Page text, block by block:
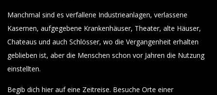
Manchmal sind es verfallene Industrieanlagen, verlassene
Kasernen, aufgegebene Krankenhäuser, Theater, alte Häuser,
Chateaus und auch Schlösser, wo die Vergangenheit erhalten
geblieben ist, aber die Menschen schon vor Jahren die Nutzung
einstellten.
Begib dich hier auf eine Zeitreise. Besuche Orte einer